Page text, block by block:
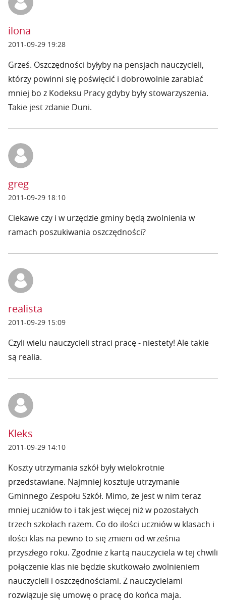
ilona
2011-09-29 19:28
Grześ. Oszczędności byłyby na pensjach nauczycieli,
którzy powinni się poświęcić i dobrowolnie zarabiać
mniej bo z Kodeksu Pracy gdyby były stowarzyszenia.
Takie jest zdanie Duni.
greg
2011-09-29 18:10
Ciekawe czy i w urzędzie gminy będą zwolnienia w
ramach poszukiwania oszczędności?
realista
2011-09-29 15:09
Czyli wielu nauczycieli straci pracę - niestety! Ale takie
są realia.
Kleks
2011-09-29 14:10
Koszty utrzymania szkół były wielokrotnie
przedstawiane. Najmniej kosztuje utrzymanie
Gminnego Zespołu Szkół. Mimo, że jest w nim teraz
mniej uczniów to i tak jest więcej niż w pozostałych
trzech szkołach razem. Co do ilości uczniów w klasach i
ilości klas na pewno to się zmieni od września
przyszłego roku. Zgodnie z kartą nauczyciela w tej chwili
połączenie klas nie będzie skutkowało zwolnieniem
nauczycieli i oszczędnościami. Z nauczycielami
rozwiązuje się umowę o pracę do końca maja.